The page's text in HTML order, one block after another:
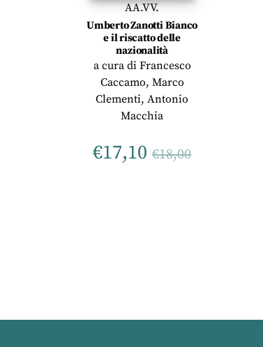
AA.VV.
Umberto Zanotti Bianco
e il riscatto delle
nazionalità
a cura di Francesco
Caccamo, Marco
Clementi,Antonio
Macchia
€17,10 €18,00